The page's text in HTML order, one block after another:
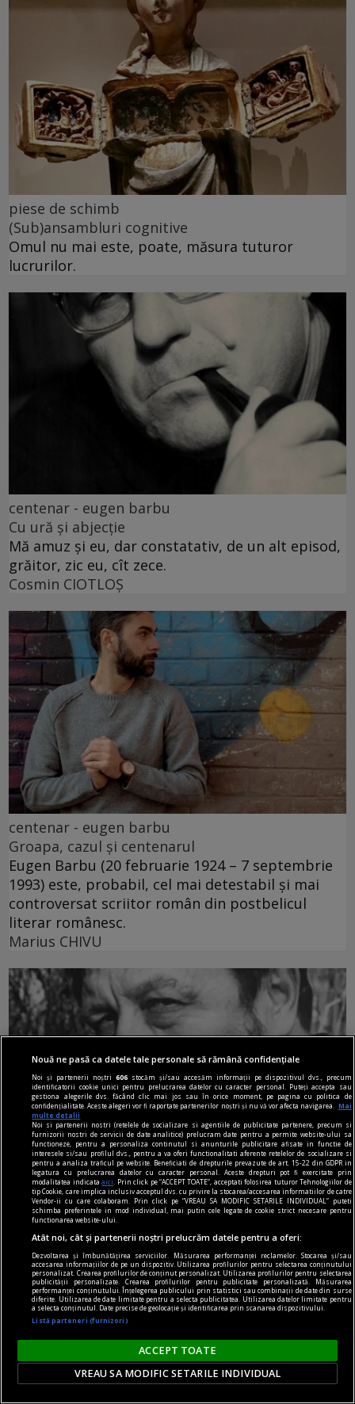
piese de schimb
(Sub)ansambluri cognitive
Omul nu mai este, poate, măsura tuturor
lucrurilor.
centenar - eugen barbu
Cu ură și abjecție
Mă amuz și eu, dar constatativ, de un alt episod,
grăitor, zic eu, cît zece.
Cosmin CIOTLOŞ
centenar - eugen barbu
Groapa, cazul și centenarul
Eugen Barbu (20 februarie 1924 – 7 septembrie
1993) este, probabil, cel mai detestabil și mai
controversat scriitor român din postbelicul
literar românesc.
Marius CHIVU
centenar - eugen barbu
Dilemele decadenței
Există aici, poate, o secretă soteriologie la
confiniile cu sensibilitatea decadentă, și anume
credința că printr-o înălțare estetică deasupra
oricărei etici contingente.
Nouă ne pasă ca datele tale personale să rămână confidențiale
Noi și partenerii noștri606 stocăm și/sau accesăm informații pe dispozitivul dvs., precum
identificatorii cookie unici pentru prelucrarea datelor cu caracter personal. Puteți accepta sau
gestiona alegerile dvs. făcând clic mai jos sau în orice moment, pe pagina cu politica de
confidențialitate. Aceste alegeri vor fi raportate partenerilor noștri și nu vă vor afecta navigarea.
Mai
multe detalii
Noi si partenerii nostri (retelele de socializare si agentiile de publicitate partenere, precum si
furnizorii nostri de servicii de date analitice) prelucram date pentru a permite website-ului sa
functioneze, pentru a personaliza continutul si anunturile publicitare afisate in functie de
interesele si/sau profilul dvs., pentru a va oferi functionalitati aferente retelelor de socializare si
pentru a analiza traficul pe website. Beneficiati de drepturile prevazute de art. 15-22 din GDPR in
legatura cu prelucrarea datelor cu caracter personal. Aceste drepturi pot fi exercitate prin
modalitatea indicataaici
. Prin click pe “ACCEPT TOATE”, acceptati folosirea tuturor Tehnologiilor de
tip Cookie, care implica inclusiv acceptul dvs. cu privire la stocarea/accesarea informatiilor de catre
Vendor-ii cu care colaboram. Prin click pe “VREAU SA MODIFIC SETARILE INDIVIDUAL” puteti
schimba preferintele in mod individual, mai putin cele legate de cookie strict necesare pentru
functionarea website-ului.
Atât noi, cât și partenerii noștri prelucrăm datele pentru a oferi:
Dezvoltarea și îmbunătățirea serviciilor. Măsurarea performanței reclamelor. Stocarea și/sau
accesarea informațiilor de pe un dispozitiv. Utilizarea profilurilor pentru selectarea conținutului
personalizat. Crearea profilurilor de conținut personalizat. Utilizarea profilurilor pentru selectarea
publicității personalizate. Crearea profilurilor pentru publicitate personalizată. Măsurarea
performanței conținutului. Înțelegerea publicului prin statistici sau combinații de date din surse
diferite. Utilizarea de date limitate pentru a selecta publicitatea. Utilizarea datelor limitate pentru
a selecta conținutul. Date precise de geolocație și identificarea prin scanarea dispozitivului.
Listă parteneri (furnizori)
ACCEPT TOATE
VREAU SA MODIFIC SETARILE INDIVIDUAL